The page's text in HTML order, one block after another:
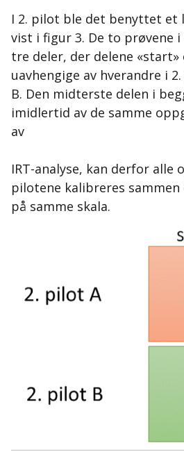
I 2. pilot ble det benyttet et
vist i figur 3. De to prøvene
tre deler, der delene «start»
uavhengige av hverandre i
B. Den midterste delen i
imidlertid av de samme
av
IRT-analyse, kan derfor alle
pilotene kalibreres
på samme skala.